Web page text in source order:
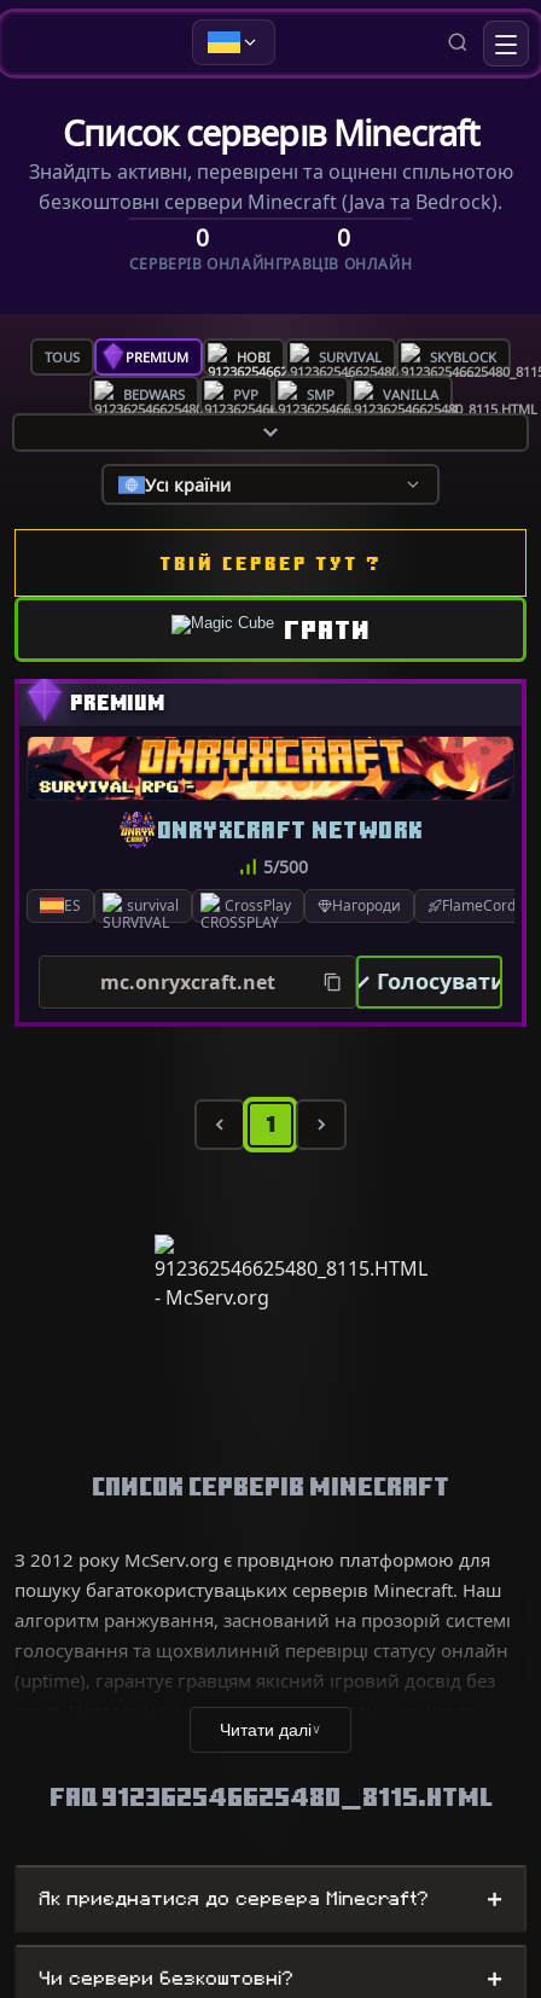
Список серверів Minecraft
Знайдіть активні, перевірені та оцінені спільнотою
безкоштовні сервери Minecraft (Java та Bedrock).
0
СЕРВЕРІВ ОНЛАЙН
0
ГРАВЦІВ ОНЛАЙН
TOUS PREMIUM НОВІ SURVIVAL SKYBLOCK
BEDWARS PVP SMP VANILLA
Усі країни
ТВІЙ СЕРВЕР ТУТ ?
ГРАТИ
ES survival CrossPlay Нагороди FlameCord
ONRYXCRAFT NETWORK
5/500
mc.onryxcraft.net ✓ Голосувати
1
Список серверів Minecraft
З 2012 року McServ.org є провідною платформою для
пошуку багатокористувацьких серверів Minecraft. Наш
алгоритм ранжування, заснований на прозорій системі
голосування та щохвилинній перевірці статусу онлайн
(uptime), гарантує гравцям якісний ігровий досвід без
лагів. Незалежно від того, чи ви ветеран, що шукає
технічних викликів, чи новий гравець у пошуках розваг,
серверів виживання до складних міні-ігор, надаючи
Читати далі∨
FAQ 912362546625480_8115.HTML
Як приєднатися до сервера Minecraft? +
Чи сервери безкоштовні? +